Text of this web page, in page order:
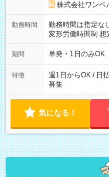
株式会社ワンベ
勤務時間
勤務時間は指定な
変形労働時間制 想定労働時
～21：00
期間 単発・1日のみOK
特徴
週1日からOK / 日
募集
気になる！